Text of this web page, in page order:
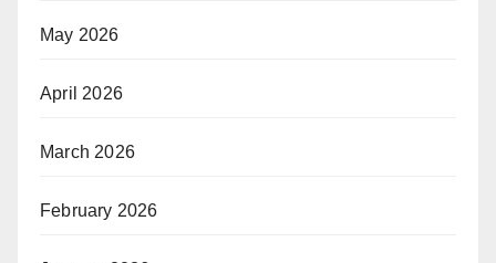
May 2026
April 2026
March 2026
February 2026